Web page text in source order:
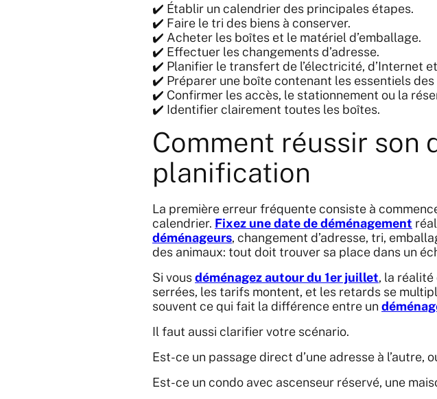
✔️ Établir un calendrier des principales étapes.
✔️ Faire le tri des biens à conserver.
✔️ Acheter les boîtes et le matériel d’emballage.
✔️ Effectuer les changements d’adresse.
✔️ Planifier le transfert de l’électricité, d’Internet
✔️ Préparer une boîte contenant les essentiels des
✔️ Confirmer les accès, le stationnement ou la
✔️ Identifier clairement toutes les boîtes.
Comment réussir son
planification
La première erreur fréquente consiste à
calendrier. Fixez une date de déménagement
déménageurs, changement d’adresse, tri,
des animaux: tout doit trouver sa place dans un
Si vousdéménagez autour du 1er juillet, la
serrées, les tarifs montent, et les retards se
souvent ce qui fait la différence entre un
Il faut aussi clarifier votre scénario.
Est-ce un passage direct d’une adresse à
Est-ce un condo avec ascenseur réservé, une